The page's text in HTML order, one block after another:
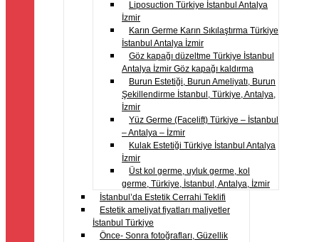
Liposuction Türkiye İstanbul Antalya
İzmir
Karın Germe Karın Sıkılaştırma Türkiye
İstanbul Antalya İzmir
Göz kapağı düzeltme Türkiye İstanbul
Antalya İzmir Göz kapağı kaldırma
Burun Estetiği, Burun Ameliyatı, Burun
Şekillendirme İstanbul, Türkiye, Antalya,
İzmir
Yüz Germe (Facelift) Türkiye – İstanbul
– Antalya – İzmir
Kulak Estetiği Türkiye İstanbul Antalya
İzmir
Üst kol germe, uyluk germe, kol
germe, Türkiye, İstanbul, Antalya, İzmir
İstanbul’da Estetik Cerrahi Teklifi
Estetik ameliyat fiyatları maliyetler
İstanbul Türkiye
Önce- Sonra fotoğrafları, Güzellik